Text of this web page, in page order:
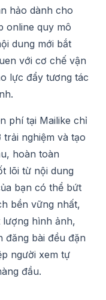
hảo dành cho
online quy mô
dung mới bắt
với cơ chế vận
lực đẩy tương tác
phí tại Mailike chỉ
nghiệm và tạo
hoàn toàn
lõi từ nội dung
bạn có thể bứt
bền vững nhất,
hình ảnh,
đăng bài đều đặn
người xem tự
đầu.